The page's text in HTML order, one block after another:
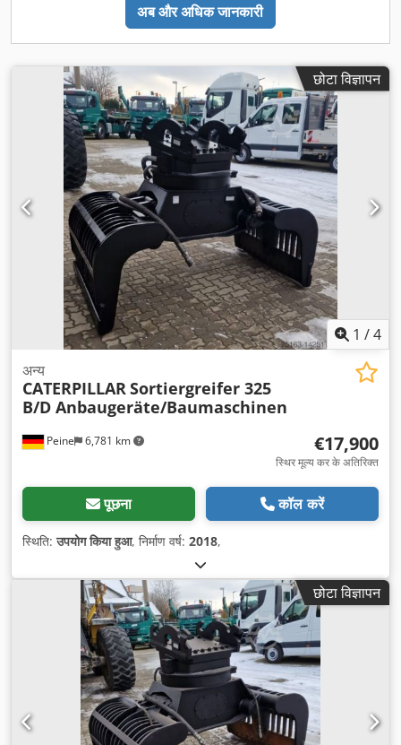
अब और अधिक जानकारी
छोटा विज्ञापन
1 /4
Peine 6,781 km
अन्य
CATERPILLARSortiergreifer 325
B/D Anbaugeräte/Baumaschinen
€17,900
स्थिर मूल्य कर के अतिरिक्त
पूछना कॉल करें
स्थिति:उपयोग किया हुआ, निर्माण वर्ष: 2018,
छोटा विज्ञापन